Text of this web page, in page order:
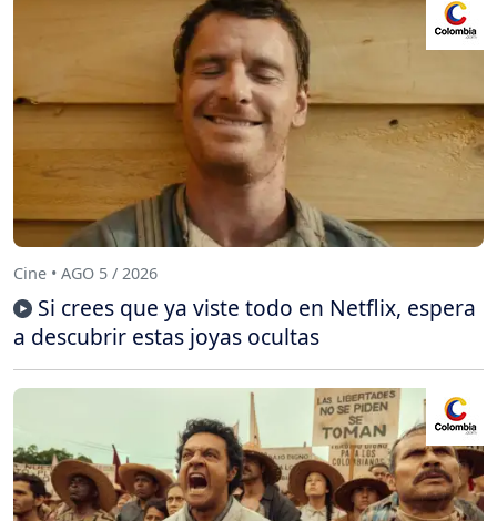
Cine • AGO 5 / 2026
Si crees que ya viste todo en Netflix, espera
a descubrir estas joyas ocultas